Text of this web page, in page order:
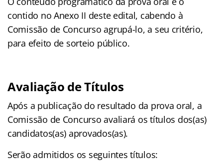
contido no Anexo II deste edital, cabendo à
Comissão de Concurso agrupá-lo, a seu critério,
para efeito de sorteio público.
Avaliação de Títulos
Após a publicação do resultado da prova oral, a
Comissão de Concurso avaliará os títulos dos(as)
candidatos(as) aprovados(as).
Serão admitidos os seguintes títulos: